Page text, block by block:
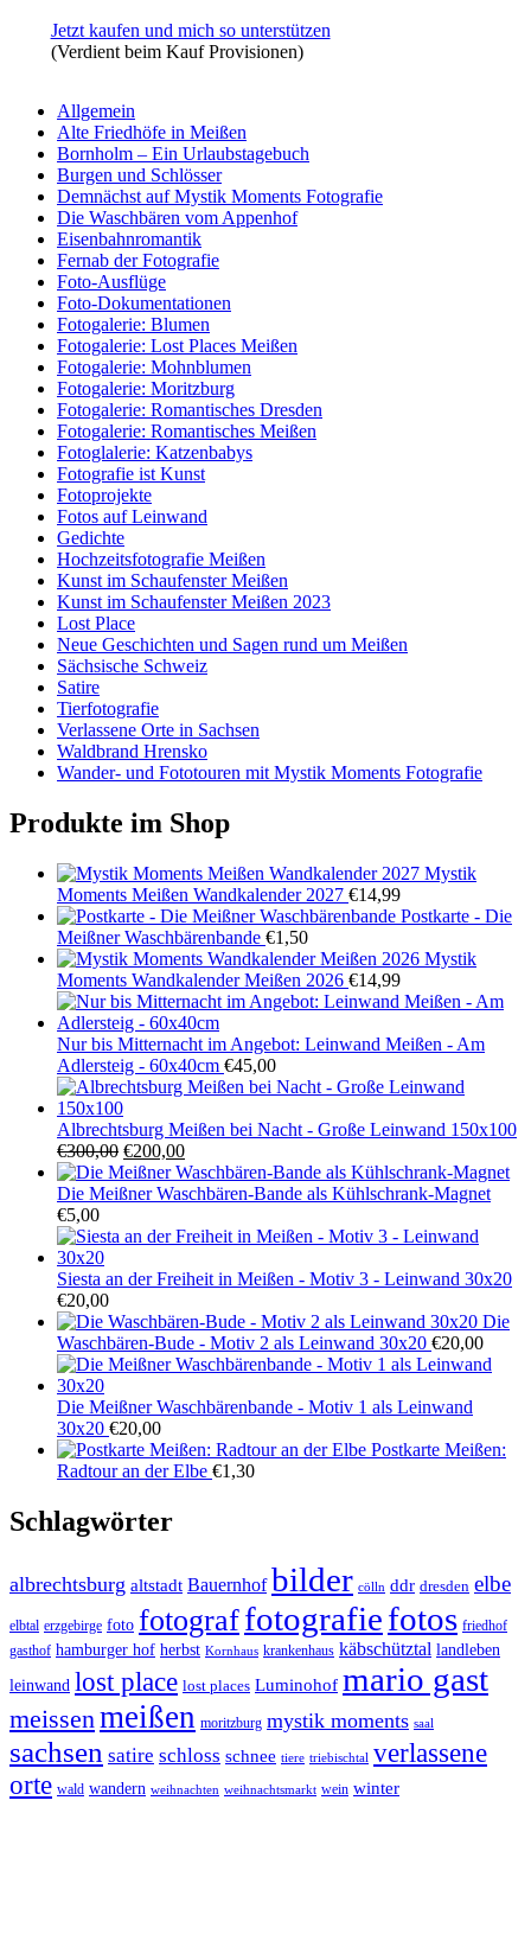
Jetzt kaufen und mich so unterstützen
(Verdient beim Kauf Provisionen)
Allgemein
Alte Friedhöfe in Meißen
Bornholm – Ein Urlaubstagebuch
Burgen und Schlösser
Demnächst auf Mystik Moments Fotografie
Die Waschbären vom Appenhof
Eisenbahnromantik
Fernab der Fotografie
Foto-Ausflüge
Foto-Dokumentationen
Fotogalerie: Blumen
Fotogalerie: Lost Places Meißen
Fotogalerie: Mohnblumen
Fotogalerie: Moritzburg
Fotogalerie: Romantisches Dresden
Fotogalerie: Romantisches Meißen
Fotoglalerie: Katzenbabys
Fotografie ist Kunst
Fotoprojekte
Fotos auf Leinwand
Gedichte
Hochzeitsfotografie Meißen
Kunst im Schaufenster Meißen
Kunst im Schaufenster Meißen 2023
Lost Place
Neue Geschichten und Sagen rund um Meißen
Sächsische Schweiz
Satire
Tierfotografie
Verlassene Orte in Sachsen
Waldbrand Hrensko
Wander- und Fototouren mit Mystik Moments Fotografie
Produkte im Shop
Mystik
Moments Meißen Wandkalender 2027 €14,99
Postkarte - Die
Meißner Waschbärenbande €1,50
Mystik
Moments Wandkalender Meißen 2026 €14,99
Nur bis Mitternacht im Angebot: Leinwand Meißen - Am
Adlersteig - 60x40cm €45,00
Albrechtsburg Meißen bei Nacht - Große Leinwand 150x100
€300,00 Ursprünglicher
Preis
war:
€200,00Aktueller
Preis
ist:
Die Meißner Waschbären-Bande als Kühlschrank-Magnet
€5,00
Siesta an der Freiheit in Meißen - Motiv 3 - Leinwand 30x20
€20,00
Die
Waschbären-Bude - Motiv 2 als Leinwand 30x20 €20,00
Die Meißner Waschbärenbande - Motiv 1 als Leinwand
30x20 €20,00
Postkarte Meißen:
Radtour an der Elbe €1,30
Schlagwörter
albrechtsburg altstadt Bauernhof bilder cölln ddr dresden elbe
elbtal erzgebirge foto fotograffotografiefotos friedhof
gasthof hamburger hof herbst Kornhaus krankenhaus käbschütztal landleben
leinwand lost place lost places Luminohof mario gast
meissen meißen moritzburg mystik moments saal
sachsen satire schloss schnee tiere triebischtal verlassene
orte wald wandern weihnachten weihnachtsmarkt wein winter